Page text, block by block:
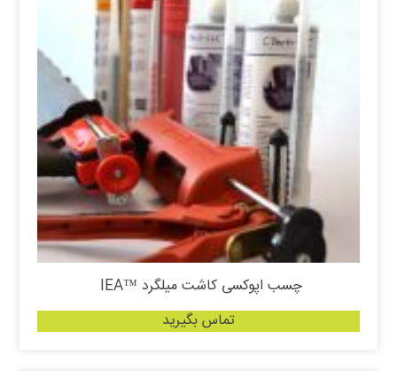
چسب اپوکسی کاشت میلگرد ™IEA
تماس بگیرید